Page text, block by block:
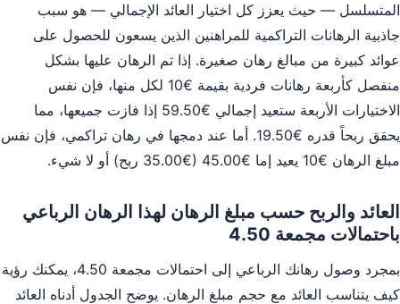
المتسلسل — حيث يعزز كل اختيار العائد الإجمالي — هو سبب
جاذبية الرهانات التراكمية للمراهنين الذين يسعون للحصول على
عوائد كبيرة من مبالغ رهان صغيرة. إذا تم الرهان عليها بشكل
منفصل كأربعة رهانات فردية بقيمة €10 لكل منها، فإن نفس
الاختيارات الأربعة ستعيد إجمالي €59.50 إذا فازت جميعها، مما
يحقق ربحاً قدره €19.50. أما عند دمجها في رهان تراكمي، فإن نفس
مبلغ الرهان €10 يعيد إما €45.00 (€35.00 ربح) أو لا شيء.
العائد والربح حسب مبلغ الرهان لهذا الرهان الرباعي
باحتمالات مجمعة 4.50
بمجرد وصول رهانك الرباعي إلى احتمالات مجمعة 4.50، يمكنك رؤية
كيف يتناسب العائد مع حجم مبلغ الرهان. يوضح الجدول أدناه العائد